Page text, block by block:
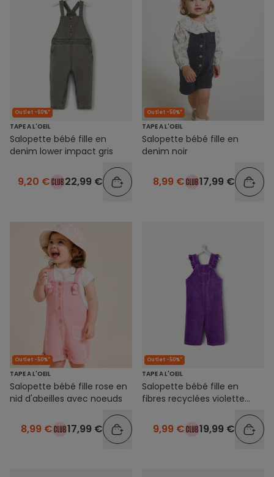
Outlet -60%*
TAPE A L'OEIL
Salopette bébé fille en
denim lower impact gris
9,20 € 22,99 €
Outlet -50%*
TAPE A L'OEIL
Salopette bébé fille en
denim noir
8,99 € 17,99 €
Outlet -50%*
TAPE A L'OEIL
Salopette bébé fille rose en
nid d'abeilles avec noeuds
8,99 € 17,99 €
Outlet -50%*
TAPE A L'OEIL
Salopette bébé fille en
fibres recyclées violette
9,99 € 19,99 €